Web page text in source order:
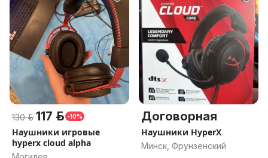
130 р. 117 р. -10%
Наушники игровые
hyperx cloud alpha
Договорная
Наушники HyperX
Минск, Фрунзенский